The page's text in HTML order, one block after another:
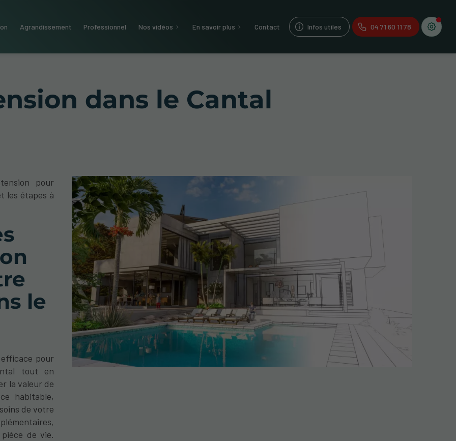
Agrandissement Professionnel Nos vidéos En savoir plus Contact Infos utiles 04 71 60 11 78
dans le Cantal
pour
les étapes à
le
pour
tout en
la valeur de
habitable,
de votre
de vie.